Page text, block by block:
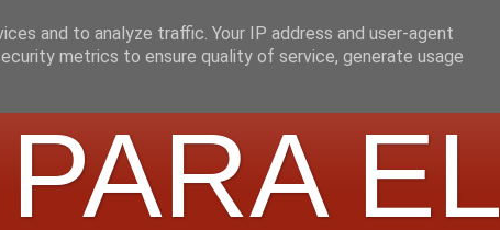
EL
and to analyze traffic. Your IP address and user-agent
metrics to ensure quality of service, generate usage